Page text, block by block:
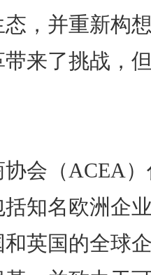
，并重新构
来了挑战，
会（ACEA
知名欧洲企
英国的全球